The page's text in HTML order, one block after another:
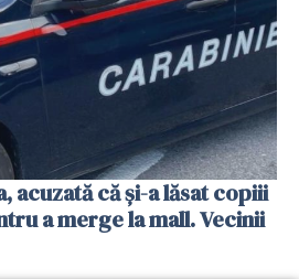
acuzată că și-a lăsat copiii
a merge la mall. Vecinii